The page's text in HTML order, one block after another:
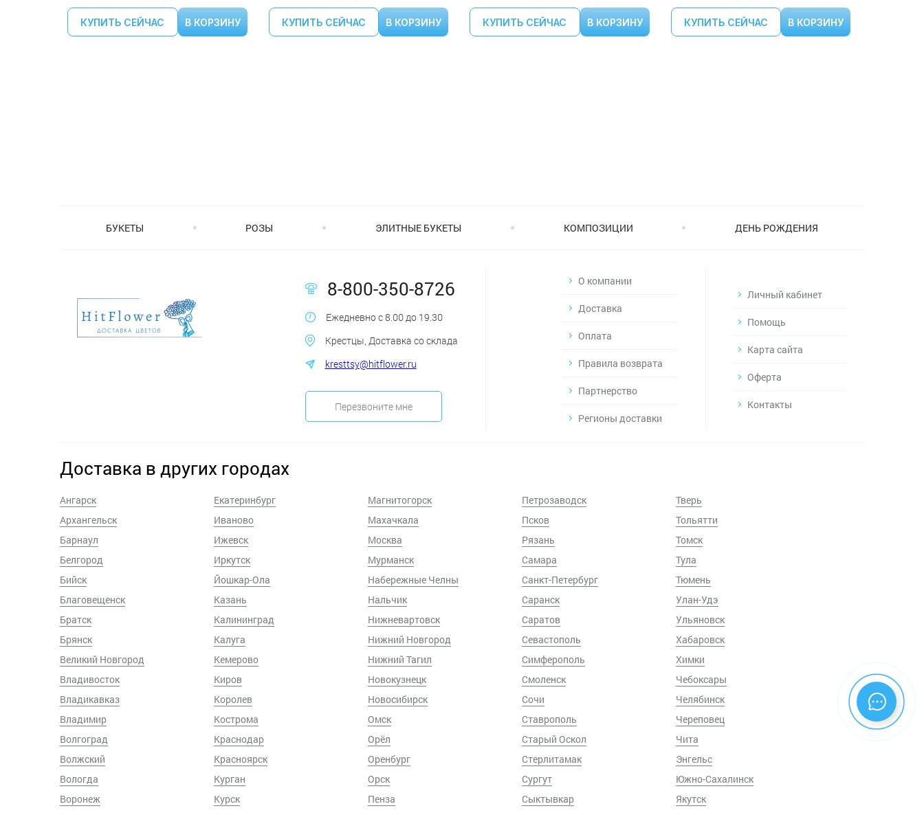
КУПИТЬ СЕЙЧАС В КОРЗИНУ КУПИТЬ СЕЙЧАС В КОРЗИНУ КУПИТЬ СЕЙЧАС В КОРЗИНУ КУПИТЬ СЕЙЧАС В КОРЗИНУ
БУКЕТЫ РОЗЫ ЭЛИТНЫЕ БУКЕТЫ КОМПОЗИЦИИ ДЕНЬ РОЖДЕНИЯ
8-800-350-8726
Ежедневно с 8.00 до 19.30
Крестцы, Доставка со склада
kresttsy@hitflower.ru
Перезвоните мне
О компании
Доставка
Оплата
Правила возврата
Партнерство
Регионы доставки
Личный кабинет
Помощь
Карта сайта
Оферта
Контакты
Доставка в других городах
Ангарск
Архангельск
Барнаул
Белгород
Бийск
Благовещенск
Братск
Брянск
Великий Новгород
Владивосток
Владикавказ
Владимир
Волгоград
Волжский
Вологда
Воронеж
Екатеринбург
Иваново
Ижевск
Иркутск
Йошкар-Ола
Казань
Калининград
Калуга
Кемерово
Киров
Королев
Кострома
Краснодар
Красноярск
Курган
Курск
Магнитогорск
Махачкала
Москва
Мурманск
Набережные Челны
Нальчик
Нижневартовск
Нижний Новгород
Нижний Тагил
Новокузнецк
Новосибирск
Омск
Орёл
Оренбург
Орск
Пенза
Петрозаводск
Псков
Рязань
Самара
Санкт-Петербург
Саранск
Саратов
Севастополь
Симферополь
Смоленск
Сочи
Ставрополь
Старый Оскол
Стерлитамак
Сургут
Сыктывкар
Тверь
Тольятти
Томск
Тула
Тюмень
Улан-Удэ
Ульяновск
Хабаровск
Химки
Чебоксары
Челябинск
Череповец
Чита
Энгельс
Южно-Сахалинск
Якутск